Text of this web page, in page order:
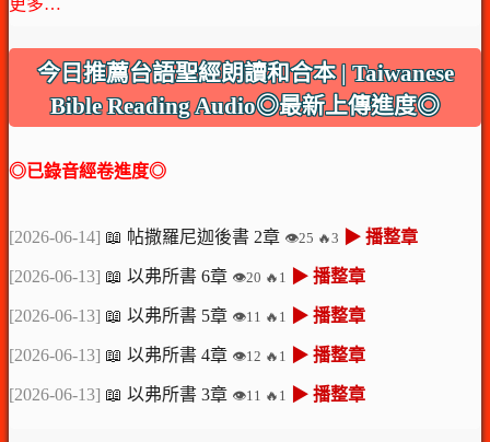
今日推薦台語聖經朗讀和合本 | Taiwanese
Bible Reading Audio◎最新上傳進度◎
◎已錄音經卷進度◎
[2026-06-14] 📖 帖撒羅尼迦後書 2章 👁️25 🔥3 ▶ 播整章
[2026-06-13] 📖 以弗所書 6章 👁️20 🔥1 ▶ 播整章
[2026-06-13] 📖 以弗所書 5章 👁️11 🔥1 ▶ 播整章
[2026-06-13] 📖 以弗所書 4章 👁️12 🔥1 ▶ 播整章
[2026-06-13] 📖 以弗所書 3章 👁️11 🔥1 ▶ 播整章